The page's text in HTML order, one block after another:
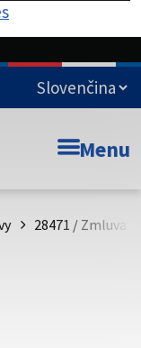
informácie iba
stránka
webového sídla.
Menu
28471 / Zmluva